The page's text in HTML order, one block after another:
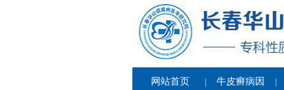
网站首页 牛皮癣病因